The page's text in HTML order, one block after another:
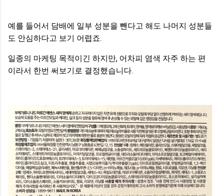
예를 들어서 담배에 일부 성분을 뺀다고 해도 나머지 성분들
도 안심하다고 보기 어렵죠.
일종의 마케팅 목적이긴 하지만, 어차피 염색 자주 하는 편
이라서 한번 써보기로 결정했습니다.